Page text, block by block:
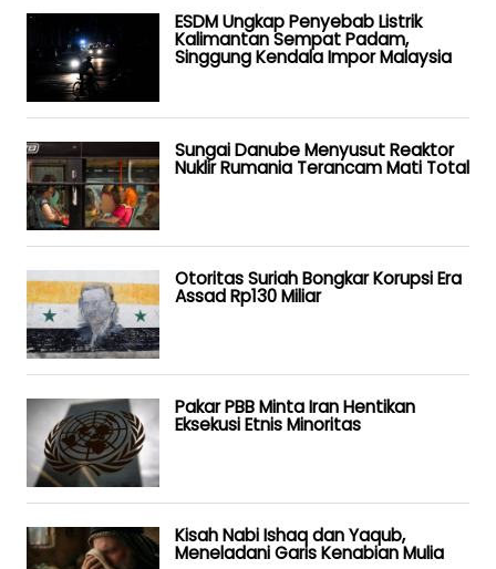
ESDM Ungkap Penyebab Listrik
Kalimantan Sempat Padam,
Singgung Kendala Impor Malaysia
Sungai Danube Menyusut Reaktor
Nuklir Rumania Terancam Mati Total
Otoritas Suriah Bongkar Korupsi Era
Assad Rp130 Miliar
Pakar PBB Minta Iran Hentikan
Eksekusi Etnis Minoritas
Kisah Nabi Ishaq dan Yaqub,
Meneladani Garis Kenabian Mulia